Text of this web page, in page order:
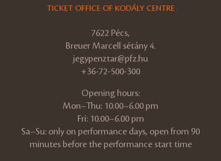
TICKET OFFICE OF KODÁLY CENTRE
7622 Pécs,
Breuer Marcell sétány 4.
jegypenztar@pfz.hu
+36-72-500-300
Opening hours:
Mon–Thu: 10.00–6.00 pm
Fri: 10.00–6.00 pm
Sa–Su: only on performance days, open from 90
minutes before the performance start time